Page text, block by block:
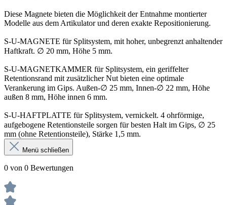
Diese Magnete bieten die Möglichkeit der Entnahme montierter
Modelle aus dem Artikulator und deren exakte Repositionierung.
S-U-MAGNETE für Splitsystem, mit hoher, unbegrenzt anhaltender
Haftkraft. ∅ 20 mm, Höhe 5 mm.
S-U-MAGNETKAMMER für Splitsystem, ein geriffelter
Retentionsrand mit zusätzlicher Nut bieten eine optimale
Verankerung im Gips. Außen-∅ 25 mm, Innen-∅ 22 mm, Höhe
außen 8 mm, Höhe innen 6 mm.
S-U-HAFTPLATTE für Splitsystem, vernickelt. 4 ohrförmige,
aufgebogene Retentionsteile sorgen für besten Halt im Gips, ∅ 25
mm (ohne Reten­tionsteile), Stärke 1,5 mm.
Menü schließen
0 von 0 Bewertungen